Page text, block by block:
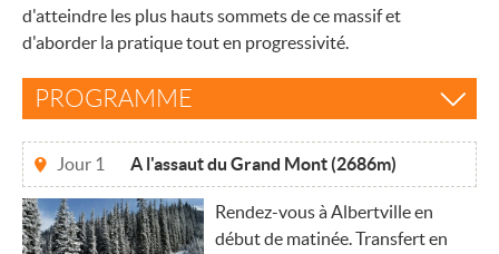
d'atteindre les plus hauts sommets de ce massif et
d'aborder la pratique tout en progressivité.
PROGRAMME
Jour 1 A l'assaut du Grand Mont (2686m)
Rendez-vous à Albertville en
début de matinée. Transfert en